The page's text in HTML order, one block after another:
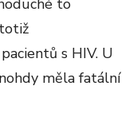
s HIV. U
měla fatální